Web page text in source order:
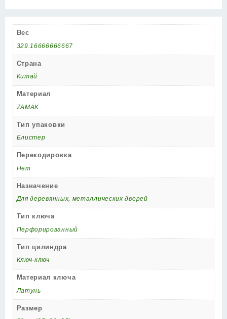
Вес
329.16666666667
Страна
Китай
Материал
ZAMAK
Тип упаковки
Блистер
Перекодировка
Нет
Назначение
Для деревянных, металлических дверей
Тип ключа
Перфорированный
Тип цилиндра
Ключ-ключ
Материал ключа
Латунь
Размер